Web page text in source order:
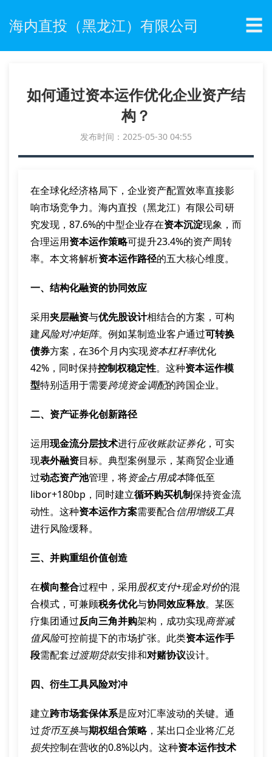
海内直投（黑龙江）有限公司 ☰
如何通过资本运作优化企业资产结
构？
发布时间：2025-05-30 04:55
在全球化经济格局下，企业资产配置效率直接影
响市场竞争力。海内直投（黑龙江）有限公司研
究发现，87.6%的中型企业存在资本沉淀现象，而
合理运用资本运作策略可提升23.4%的资产周转
率。本文将解析资本运作路径的五大核心维度。
一、结构化融资的协同效应
采用夹层融资与优先股设计相结合的方案，可构
建风险对冲矩阵。例如某制造业客户通过可转换
债券方案，在36个月内实现资本杠杆率优化
42%，同时保持控制权稳定性。这种资本运作模
型特别适用于需要跨境资金调配的跨国企业。
二、资产证券化创新路径
运用现金流分层技术进行应收账款证券化，可实
现表外融资目标。典型案例显示，某商贸企业通
过动态资产池管理，将资金占用成本降低至
libor+180bp，同时建立循环购买机制保持资金流
动性。这种资本运作方案需要配合信用增级工具
进行风险缓释。
三、并购重组价值创造
在横向整合过程中，采用股权支付+现金对价的混
合模式，可兼顾税务优化与协同效应释放。某医
疗集团通过反向三角并购架构，成功实现商誉减
值风险可控前提下的市场扩张。此类资本运作手
段需配套过渡期贷款安排和对赌协议设计。
四、衍生工具风险对冲
建立跨市场套保体系是应对汇率波动的关键。通
过货币互换与期权组合策略，某出口企业将汇兑
损失控制在营收的0.8%以内。这种资本运作技术